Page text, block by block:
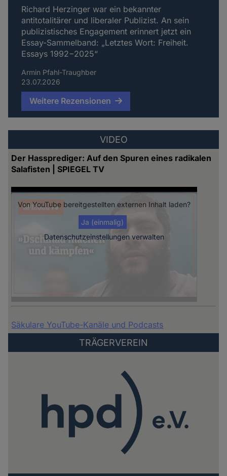
Richard Herzinger war ein bekannter
antitotalitärer und liberaler Publizist. An sein
publizistisches Engagement erinnert jetzt ein
Essay-Sammelband: „Letztes Wort: Freiheit.
Essays 1992−2025“
Armin Pfahl-Traughber
23.07.2026
Weitere Rezensionen
VIDEO
Der Hassprediger: Auf den Spuren eines radikalen
Salafisten | SPIEGEL TV
VonYouTube bereitgestellten externen Inhalt laden?
Ja (einmalig)
Datenschutzeinstellungen verwalten
Säkulare YouTube-Kanäle und Podcasts
TRÄGERVEREIN